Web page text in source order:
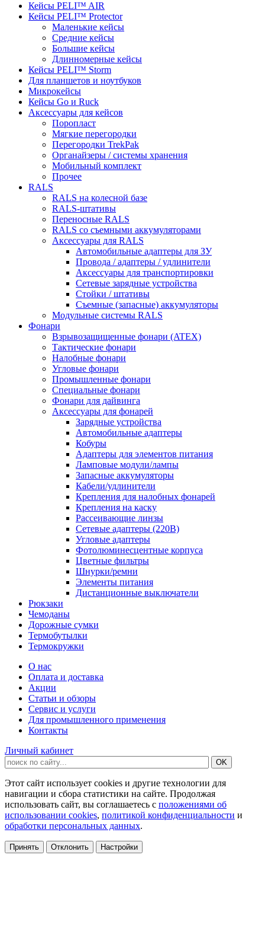
Кейсы PELI™ AIR
Кейсы PELI™ Protector
Маленькие кейсы
Средние кейсы
Большие кейсы
Длинномерные кейсы
Кейсы PELI™ Storm
Для планшетов и ноутбуков
Микрокейсы
Кейсы Go и Ruck
Аксессуары для кейсов
Поропласт
Мягкие перегородки
Перегородки TrekPak
Органайзеры / системы хранения
Мобильный комплект
Прочее
RALS
RALS на колесной базе
RALS-штативы
Переносные RALS
RALS со съемными аккумуляторами
Аксессуары для RALS
Автомобильные адаптеры для ЗУ
Провода / адаптеры / удлинители
Аксессуары для транспортировки
Сетевые зарядные устройства
Стойки / штативы
Съемные (запасные) аккумуляторы
Модульные системы RALS
Фонари
Взрывозащищенные фонари (ATEX)
Тактические фонари
Налобные фонари
Угловые фонари
Промышленные фонари
Специальные фонари
Фонари для дайвинга
Аксессуары для фонарей
Зарядные устройства
Автомобильные адаптеры
Кобуры
Адаптеры для элементов питания
Ламповые модули/лампы
Запасные аккумуляторы
Кабели/удлинители
Крепления для налобных фонарей
Крепления на каску
Рассеивающие линзы
Сетевые адаптеры (220В)
Угловые адаптеры
Фотолюминесцентные корпуса
Цветные фильтры
Шнурки/ремни
Элементы питания
Дистанционные выключатели
Рюкзаки
Чемоданы
Дорожные сумки
Термобутылки
Термокружки
О нас
Оплата и доставка
Акции
Статьи и обзоры
Сервис и услуги
Для промышленного применения
Контакты
Личный кабинет
Этот сайт использует cookies и другие технологии для
навигации и сбора статистики на сайте. Продолжая
использовать сайт, вы соглашаетесь с положениями об
использовании cookies, политикой конфиденциальности и
обработки персональных данных.
Принять Отклонить Настройки